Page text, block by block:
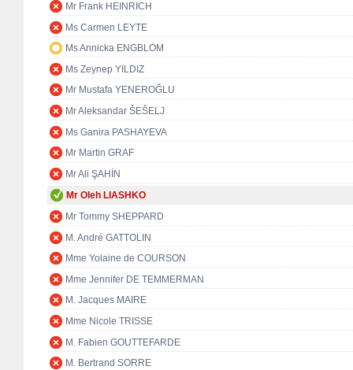
Mr Frank HEINRICH
Ms Carmen LEYTE
Ms Annicka ENGBLOM
Ms Zeynep YILDIZ
Mr Mustafa YENEROĞLU
Mr Aleksandar ŠEŠELJ
Ms Ganira PASHAYEVA
Mr Martin GRAF
Mr Ali ŞAHİN
Mr Oleh LIASHKO
Mr Tommy SHEPPARD
M. André GATTOLIN
Mme Yolaine de COURSON
Mme Jennifer DE TEMMERMAN
M. Jacques MAIRE
Mme Nicole TRISSE
M. Fabien GOUTTEFARDE
M. Bertrand SORRE